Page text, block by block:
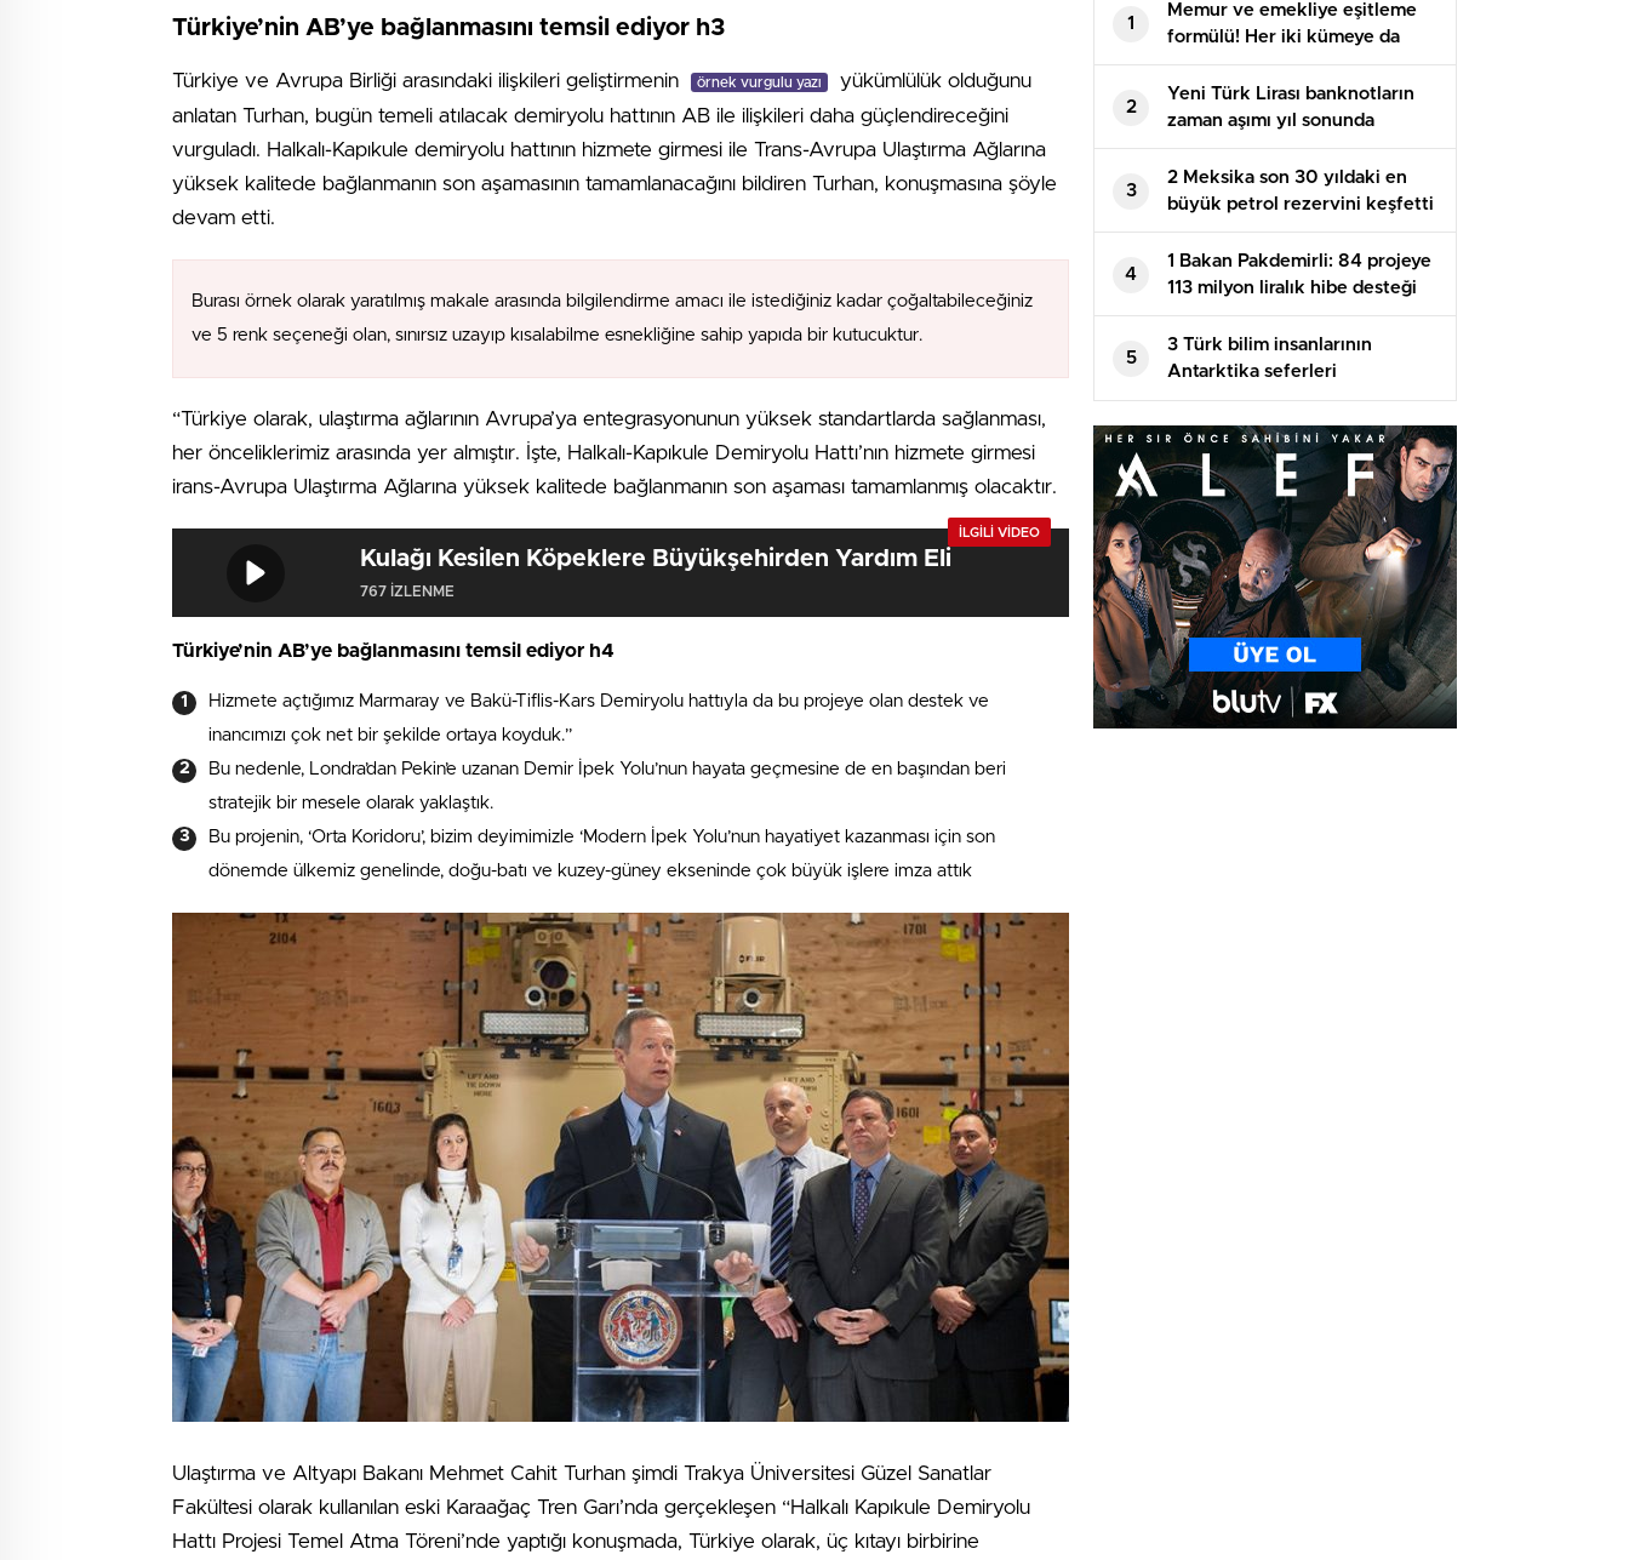
Türkiye’nin AB’ye bağlanmasını temsil ediyor h3
Türkiye ve Avrupa Birliği arasındaki ilişkileri geliştirmenin örnek vurgulu yazı
yükümlülük olduğunu
anlatan Turhan, bugün temeli atılacak demiryolu hattının AB ile ilişkileri daha güçlendireceğini
vurguladı. Halkalı-Kapıkule demiryolu hattının hizmete girmesi ile Trans-Avrupa Ulaştırma Ağlarına
yüksek kalitede bağlanmanın son aşamasının tamamlanacağını bildiren Turhan, konuşmasına şöyle
devam etti.
Burası örnek olarak yaratılmış makale arasında bilgilendirme amacı ile istediğiniz kadar çoğaltabileceğiniz
ve 5 renk seçeneği olan, sınırsız uzayıp kısalabilme esnekliğine sahip yapıda bir kutucuktur.
“Türkiye olarak, ulaştırma ağlarının Avrupa’ya entegrasyonunun yüksek standartlarda sağlanması,
her önceliklerimiz arasında yer almıştır. İşte, Halkalı-Kapıkule Demiryolu Hattı’nın hizmete girmesi
irans-Avrupa Ulaştırma Ağlarına yüksek kalitede bağlanmanın son aşaması tamamlanmış olacaktır.
İLGİLİ VİDEO
Kulağı Kesilen Köpeklere Büyükşehirden Yardım Eli
767 IZLENME
Türkiye’nin AB’ye bağlanmasını temsil ediyor h4
Hizmete açtığımız Marmaray ve Bakü-Tiflis-Kars Demiryolu hattıyla da bu projeye olan destek ve
inancımızı çok net bir şekilde ortaya koyduk.”
Bu nedenle, Londra’dan Pekin’e uzanan Demir İpek Yolu’nun hayata geçmesine de en başından beri
stratejik bir mesele olarak yaklaştık.
Bu projenin, ‘Orta Koridoru’, bizim deyimimizle ‘Modern İpek Yolu’nun hayatiyet kazanması için son
dönemde ülkemiz genelinde, doğu-batı ve kuzey-güney ekseninde çok büyük işlere imza attık
Ulaştırma ve Altyapı Bakanı Mehmet Cahit Turhan şimdi Trakya Üniversitesi Güzel Sanatlar
Fakültesi olarak kullanılan eski Karaağaç Tren Garı’nda gerçekleşen “Halkalı Kapıkule Demiryolu
Hattı Projesi Temel Atma Töreni’nde yaptığı konuşmada, Türkiye olarak, üç kıtayı birbirine
1
Memur ve emekliye eşitleme
formülü! Her iki kümeye da
yüzde 50 artırım bekleniyor
2
Yeni Türk Lirası banknotların
zaman aşımı yıl sonunda
dolacak
3
2 Meksika son 30 yıldaki en
büyük petrol rezervini keşfetti
4
1 Bakan Pakdemirli: 84 projeye
113 milyon liralık hibe desteği
sağlanacak
5
3 Türk bilim insanlarının
Antarktika seferleri
meyvelerini veriyor